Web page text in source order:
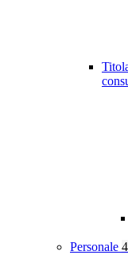
Personale